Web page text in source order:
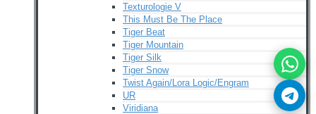
Texturologie V
This Must Be The Place
Tiger Beat
Tiger Mountain
Tiger Silk
Tiger Snow
Twist Again/Lora Logic/Engram
UR
Viridiana